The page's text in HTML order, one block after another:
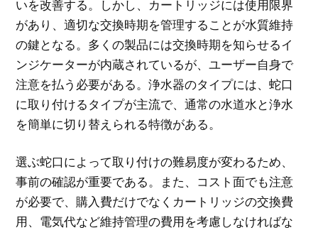
いを改善する。しかし、カートリッジには使用限界
があり、適切な交換時期を管理することが水質維持
の鍵となる。多くの製品には交換時期を知らせるイ
ンジケーターが内蔵されているが、ユーザー自身で
注意を払う必要がある。浄水器のタイプには、蛇口
に取り付けるタイプが主流で、通常の水道水と浄水
を簡単に切り替えられる特徴がある。
選ぶ蛇口によって取り付けの難易度が変わるため、
事前の確認が重要である。また、コスト面でも注意
が必要で、購入費だけでなくカートリッジの交換費
用、電気代など維持管理の費用を考慮しなければな